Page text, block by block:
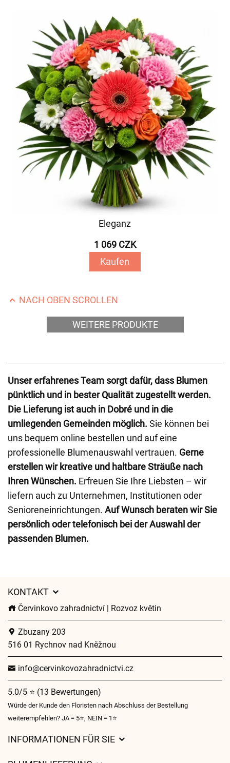
Eleganz
1 069 CZK
Kaufen
NACH OBEN SCROLLEN
WEITERE PRODUKTE
Unser erfahrenes Team sorgt dafür, dass Blumen
pünktlich und in bester Qualität zugestellt werden.
Die Lieferung ist auch in Dobré und in die
umliegenden Gemeinden möglich. Sie können bei
uns bequem online bestellen und auf eine
professionelle Blumenauswahl vertrauen. Gerne
erstellen wir kreative und haltbare Sträuße nach
Ihren Wünschen. Erfreuen Sie Ihre Liebsten – wir
liefern auch zu Unternehmen, Institutionen oder
Senioreneinrichtungen. Auf Wunsch beraten wir Sie
persönlich oder telefonisch bei der Auswahl der
passenden Blumen.
KONTAKT
Červinkovo zahradnictví | Rozvoz květin
Zbuzany 203
516 01 Rychnov nad Kněžnou
info@cervinkovozahradnictvi.cz
5.0/5 ⭐ (13 Bewertungen)
Würde der Kunde den Floristen nach Abschluss der Bestellung
weiterempfehlen? JA = 5⭐, NEIN = 1⭐
INFORMATIONEN FÜR SIE